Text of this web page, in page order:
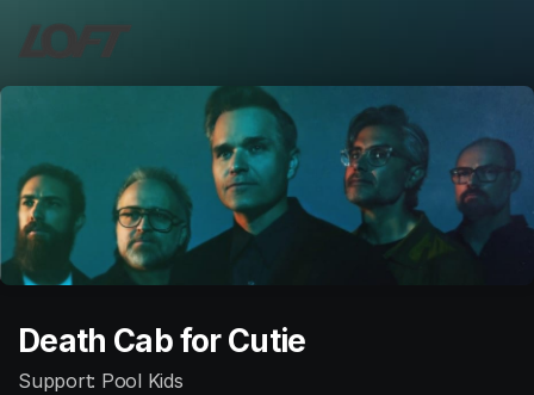
Death Cab for Cutie
Support: Pool Kids